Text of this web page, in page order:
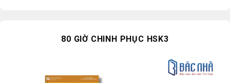
80 GIỜ CHINH PHỤC HSK3